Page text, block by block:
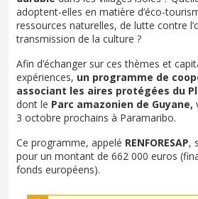
adoptent-elles en matière d’éco-
ressources naturelles, de lutte contre
transmission de la culture ?
Afin d’échanger sur ces thèmes et
expériences, un programme de
associant les aires protégées du
dont le Parc amazonien de Guyane,
3 octobre prochains à Paramaribo.
Ce programme, appelé RENFORESAP,
pour un montant de 662 000 euros
fonds européens).